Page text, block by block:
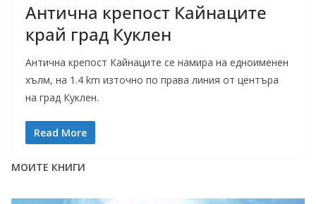
Антична крепост Кайнаците
край град Куклен
Антична крепост Кайнаците се намира на едноименен
хълм, на 1.4 km източно по права линия от центъра
на град Куклен.
Read More
МОИТЕ КНИГИ